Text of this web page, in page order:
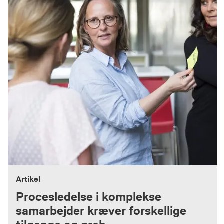
Artikel
Procesledelse i komplekse
samarbejder kræver forskellige